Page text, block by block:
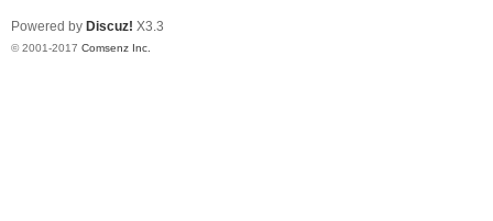
Powered by Discuz! X3.3
© 2001-2017 Comsenz Inc.